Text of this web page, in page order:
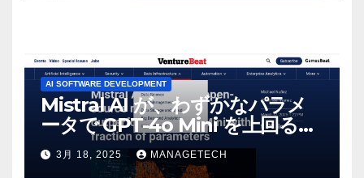
AI SOFTWARE DEVELOPMENT
Mistral AI が、わずかなパラメ
ータで GPT-4o Mini を上回る新
しいオープンソース モデルをリ
リース | VentureBeat
3月 18, 2025 MANAGETECH